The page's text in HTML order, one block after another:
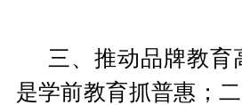
三、推动品牌教
是学前教育抓普惠；